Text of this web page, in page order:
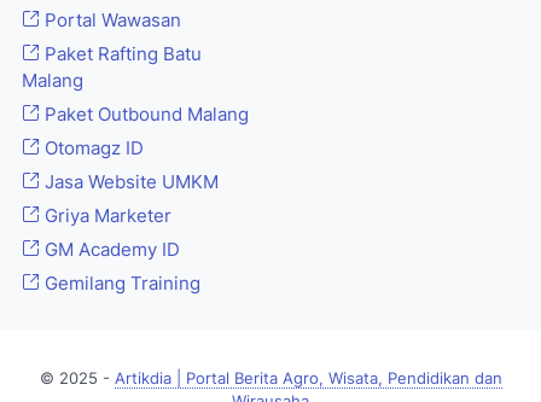
Portal Wawasan
Paket Rafting Batu
Malang
Paket Outbound Malang
Otomagz ID
Jasa Website UMKM
Griya Marketer
GM Academy ID
Gemilang Training
© 2025 - Artikdia | Portal Berita Agro, Wisata, Pendidikan dan